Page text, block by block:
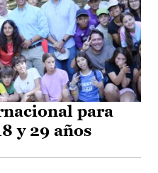
para
y 29 años